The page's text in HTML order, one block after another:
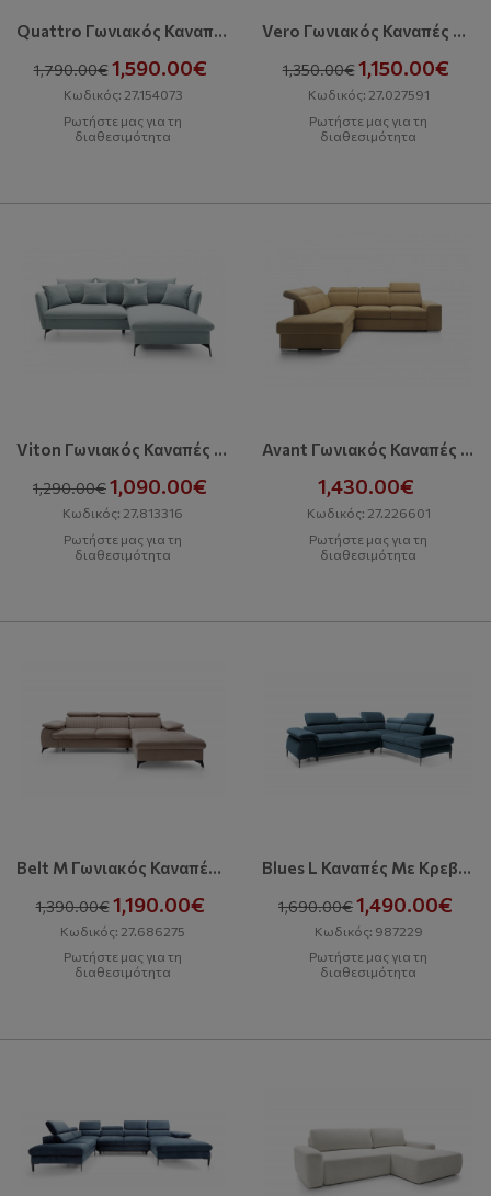
Quattro Γωνιακός Καναπές Με Κρεβάτι Και Αποθηκευτικό Χώρο
1,790.00€ 1,590.00€
Κωδικός: 27.154073
Ρωτήστε μας για τη
διαθεσιμότητα
Vero Γωνιακός Καναπές Με Κρεβάτι Και Αποθηκευτικό Χώρο
1,350.00€ 1,150.00€
Κωδικός: 27.027591
Ρωτήστε μας για τη
διαθεσιμότητα
Viton Γωνιακός Καναπές Με Κρεβάτι Και Αποθηκευτικό Χώρο
1,290.00€1,090.00€
Κωδικός: 27.813316
Ρωτήστε μας για τη
διαθεσιμότητα
Avant Γωνιακός Καναπές Με Κρεβάτι Και Αποθηκευτικό Χώρο
1,430.00€
Κωδικός: 27.226601
Ρωτήστε μας για τη
διαθεσιμότητα
Belt M Γωνιακός Καναπές Με Κρεβάτι Και Αποθηκευτικό Χώρο
1,390.00€ 1,190.00€
Κωδικός: 27.686275
Ρωτήστε μας για τη
διαθεσιμότητα
Blues L Καναπές Με Κρεβάτι
1,690.00€1,490.00€
Κωδικός: 987229
Ρωτήστε μας για τη
διαθεσιμότητα